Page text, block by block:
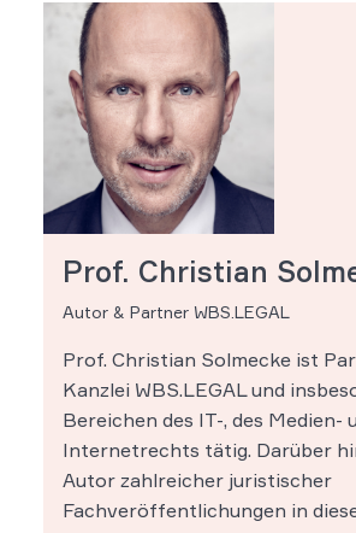
Prof. Christian
Autor & Partner WBS.LEGAL
Prof. Christian Solmecke ist
Kanzlei WBS.LEGAL und
Bereichen des IT-, des Medien-
Internetrechts tätig. Darüber
Autor zahlreicher juristischer
Fachveröffentlichungen in